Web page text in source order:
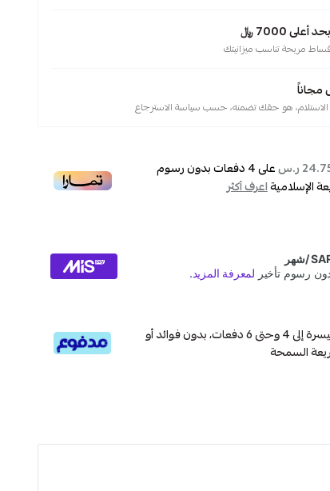
7000 ﷼
مريحة تناسب ميزانيتك
مجاناً
ر.س على4دفعات بدون رسوم
الإسلاميةاعرف أكثر
قسم دفعاتك بطريقة ميسرة إلى 4 وحتى 6 دفعات، بدون فوائد أو
السمحة